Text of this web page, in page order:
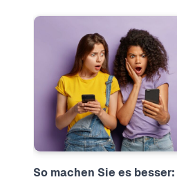
So machen Sie es besser: